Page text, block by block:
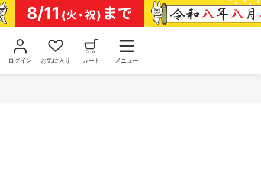
ログイン お気に入り カート メニュー